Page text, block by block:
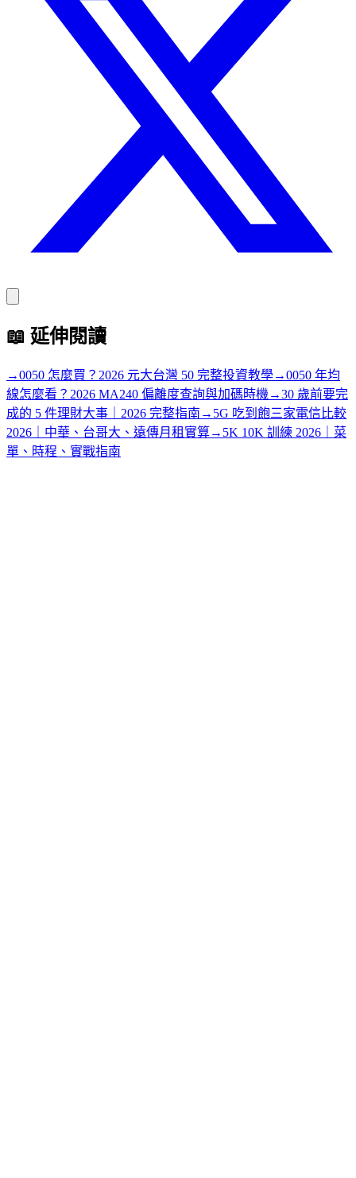
📖 延伸閱讀
→0050 怎麼買？2026 元大台灣 50 完整投資教學→0050 年均
線怎麼看？2026 MA240 偏離度查詢與加碼時機 →30 歲前要完
成的 5 件理財大事｜2026 完整指南 → 5G 吃到飽三家電信比較
2026｜中華、台哥大、遠傳月租實算→ 5K 10K 訓練 2026｜菜
單、時程、實戰指南